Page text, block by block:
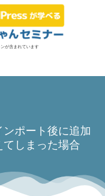
が含まれています
ポート後に追加
しまった場合